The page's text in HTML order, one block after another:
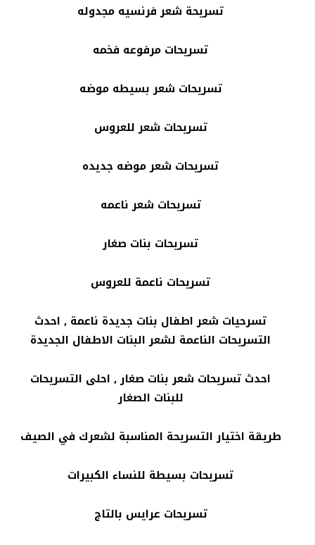
تسريحة شعر فرنسيه مجدوله
تسريحات مرفوعه فخمه
تسريحات شعر بسيطه موضه
تسريحات شعر للعروس
تسريحات شعر موضه جديده
تسريحات شعر ناعمه
تسريحات بنات صغار
تسريحات ناعمة للعروس
تسرحيات شعر اطفال بنات جديدة ناعمة , احدث
التسريحات الناعمة لشعر البنات الاطفال الجديدة
احدث تسريحات شعر بنات صغار , احلى التسريحات
للبنات الصغار
طريقة اختيار التسريحة المناسبة لشعرك في الصيف
تسريحات بسيطة للنساء الكبيرات
تسريحات عرايس بالتاج